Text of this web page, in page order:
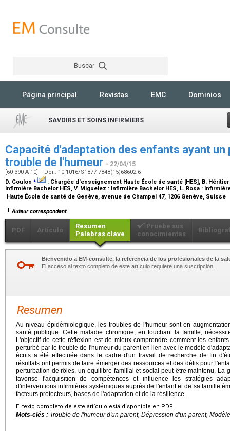
Buscar
Página principal Revistas EMC Dominios
SAVOIRS ET SOINS INFIRMIERS
Capacité d'adaptation des enfants ayant
trouble de l'humeur - 22/04/15
[60-390-A-10] - Doi : 10.1016/S1877-7848(15)68602-6
D. Coulon ⁎ : Chargée d'enseignement Haute École de santé [HES] , B.
Infirmière Bachelor HES, V. Miguelez : Infirmière Bachelor HES, L. Rosa :
Haute École de santé de Genève, avenue de Champel 47, 1206 Genève, Suisse
Auteur correspondant.
PDF Artículo
Resumen
Palabras clave
Pruebe sus
conocimientas
Bienvenido a EM-consulte, la referencia de los profesionales de la
El acceso al texto completo de este artículo requiere una suscripción.
Resumen
Au niveau épidémiologique, les troubles de l'humeur sont en
santé publique. Cette maladie chronique, en touchant la famille,
L'objectif de cette réflexion est de mieux comprendre comment les
perturbé par le trouble de l'humeur du parent en lien avec le modèle
écrits a été effectuée dans le cadre d'un travail de recherche de fin
résultats ont permis de faire émerger des ressources et des défis pour
perturbation de rôles, un équilibre familial et social peut être maintenu. La
favorise l'acquisition de compétences et influence les stratégies
d'interventions infirmières systémiques auprès de l'enfant et de sa famille
facteurs protecteurs, bases de l'adaptation et de la résilience.
El texto completo de este artículo está disponible en PDF.
Mots-clés : Trouble de l'humeur d'un parent, Dépression d'un parent,